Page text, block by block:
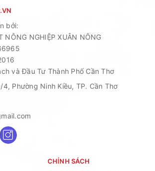
bởi:
NÔNG NGHIỆP XUÂN NÔNG
và Đầu Tư Thành Phố Cần Thơ
Phường Ninh Kiều, TP. Cần Thơ
CHÍNH SÁCH